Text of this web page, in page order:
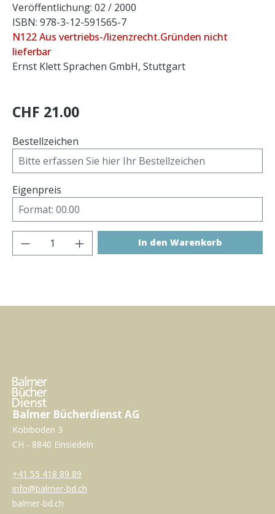
Veröffentlichung: 02 / 2000
ISBN: 978-3-12-591565-7
N122 Aus vertriebs-/lizenzrecht.Gründen nicht
lieferbar
Ernst Klett Sprachen GmbH, Stuttgart
CHF 21.00
Bestellzeichen
Eigenpreis
Produkt Anzahl: Gib den gewünschten
In den Warenkorb
Balmer Bücherdienst AG
Kobiboden 3
CH - 8840 Einsiedeln
+41 55 418 89 89
info@balmer-bd.ch
balmer-bd.ch